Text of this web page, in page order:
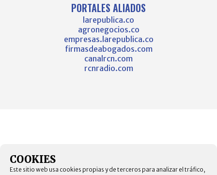
PORTALES ALIADOS
larepublica.co
agronegocios.co
empresas.larepublica.co
firmasdeabogados.com
canalrcn.com
rcnradio.com
COOKIES
Este sitio web usa cookies propias y de terceros para analizar el tráfico,